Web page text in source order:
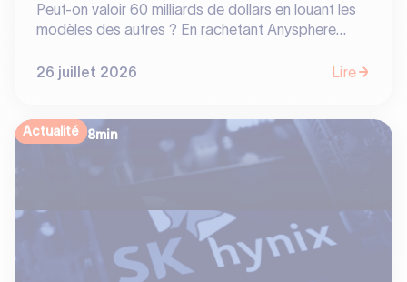
Peut-on valoir 60 milliards de dollars en louant les
modèles des autres ? En rachetant Anysphere
situe pas toujours là où on l'attend. Entre
les vrais « moats » de l'écosystème software.
26 juillet 2026 Lire
Actualité 8min